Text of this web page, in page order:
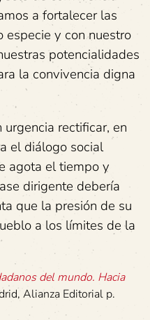
a fortalecer las
especie y con nuestro
potencialidades
la convivencia digna
rectificar, en
el diálogo social
agota el tiempo y
dirigente debería
que la presión de su
a los límites de la
del mundo. Hacia
Alianza Editorial p.